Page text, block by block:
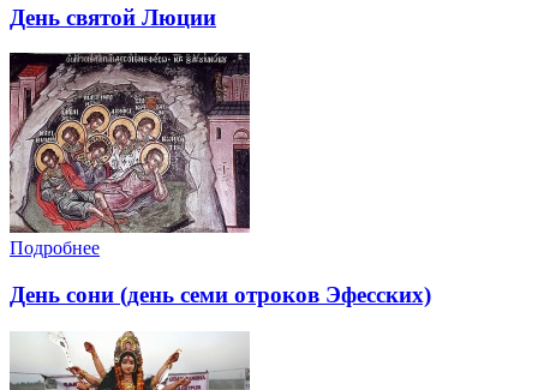
День святой Люции
Подробнее
День сони (день семи отроков Эфесских)